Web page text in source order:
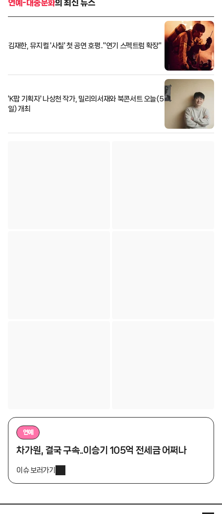
연예-대중문화의 최신 뉴스
김재한, 뮤지컬 '사칠' 첫 공연 호평.."연기 스펙트럼 확장"
'K팝 기획자' 나상천 작가, 밀리의서재와 북콘서트 오늘(5
일) 개최
연예
차가원, 결국 구속..이승기 105억 전세금 어쩌나
이슈 보러가기